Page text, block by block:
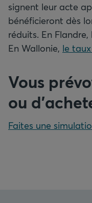
signent leur acte
bénéficieront dès
réduits. En
En Wallonie, le
Vous
ou
Faites une